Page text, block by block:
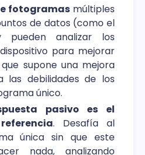
fotogramasmúltiples
de datos (como el
pueden analizar los
para mejorar
supone una mejora
las debilidades de los
único.
pasivo es el
. Desafía al
única sin que este
nada, analizando